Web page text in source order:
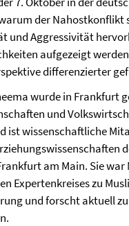
der Nahostkonflikt
und Aggressivität
aufgezeigt
differenzierter
wurde in Frankfurt
und
ist wissenschaftliche
am Main. Sie war
Expertenkreises zu
und forscht aktuell